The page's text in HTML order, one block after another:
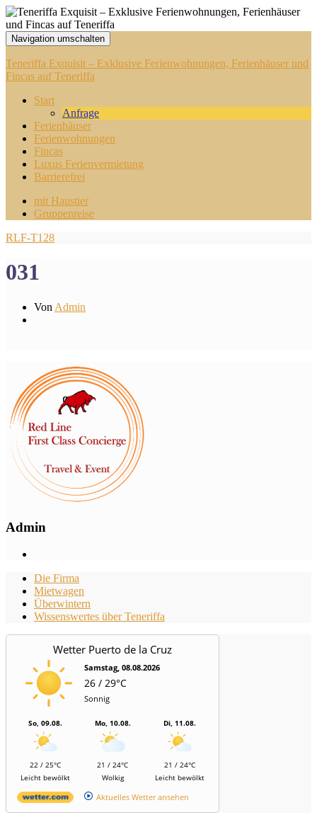
Navigation umschalten
Teneriffa Exquisit – Exklusive Ferienwohnungen, Ferienhäuser und
Fincas auf Teneriffa
Start
Anfrage
Ferienhäuser
Ferienwohnungen
Fincas
Luxus Ferienvermietung
Barrierefrei
mit Haustier
Gruppenreise
RLF-T128
031
Von Admin
Admin
Die Firma
Mietwagen
Überwintern
Wissenswertes über Teneriffa
Wetter Puerto de la Cruz
Samstag, 08.08.2026
26 / 29°C
Sonnig
So, 09.08.
22 / 25°C
Leicht bewölkt
Mo, 10.08.
21 / 24°C
Wolkig
Di, 11.08.
21 / 24°C
Leicht bewölkt
Aktuelles Wetter ansehen